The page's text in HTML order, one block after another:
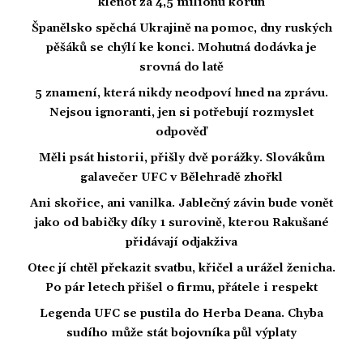
Španělsko spěchá Ukrajině na pomoc, dny ruských
pěšáků se chýlí ke konci. Mohutná dodávka je
srovná do latě
5 znamení, která nikdy neodpoví hned na zprávu.
Nejsou ignoranti, jen si potřebují rozmyslet
odpověď
Měli psát historii, přišly dvě porážky. Slovákům
galavečer UFC v Bělehradě zhořkl
Ani skořice, ani vanilka. Jablečný závin bude vonět
jako od babičky díky 1 surovině, kterou Rakušané
přidávají odjakživa
Otec jí chtěl překazit svatbu, křičel a urážel ženicha.
Po pár letech přišel o firmu, přátele i respekt
Legenda UFC se pustila do Herba Deana. Chyba
sudího může stát bojovníka půl výplaty